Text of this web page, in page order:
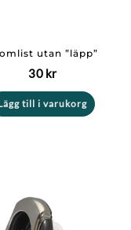
utan ”läpp”
30 kr
till i varukorg